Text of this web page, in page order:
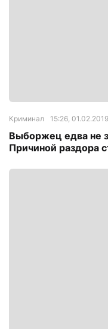
Криминал 15:26, 01.02.2019
Выборжец едва не
Причиной раздора